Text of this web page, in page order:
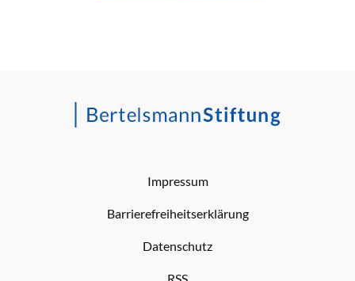
Impressum
Barrierefreiheitserklärung
Datenschutz